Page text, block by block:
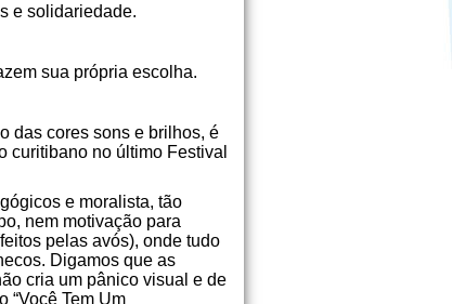
e solidariedade.
sua própria escolha.
das cores sons e brilhos, é
curitibano no último Festival
e moralista, tão
nem motivação para
pelas avós), onde tudo
Digamos que as
cria um pânico visual e de
“Você Tem Um